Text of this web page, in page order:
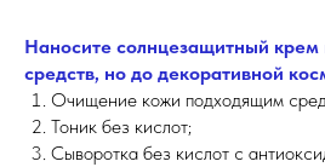
Наносите солнцезащитный крем
средств, но до декоративной
Очищение кожи подходящим
Тоник без кислот;
Сыворотка без кислот с